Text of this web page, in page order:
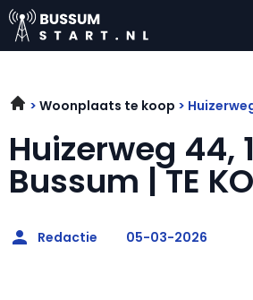
Woonplaats te koop
Huizerweg 44,
Bussum | TE
Redactie 05-03-2026